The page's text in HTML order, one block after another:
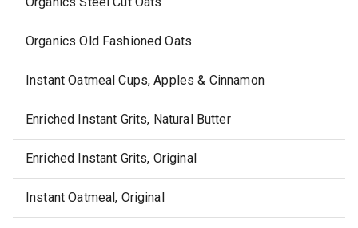
Organics Old Fashioned Oats
Instant Oatmeal Cups, Apples & Cinnamon
Enriched Instant Grits, Natural Butter
Enriched Instant Grits, Original
Instant Oatmeal, Original